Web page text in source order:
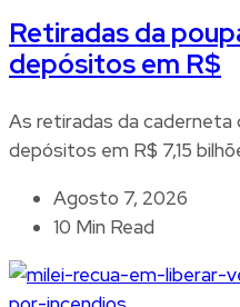
Retiradas da
depósitos em R$
As retiradas da caderneta
depósitos em R$ 7,15
Agosto 7, 2026
10 Min Read